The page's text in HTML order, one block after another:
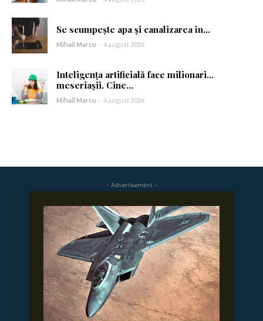
Se scumpește apa și canalizarea în...
Mihail Marcu - 4 august 2026
Inteligența artificială face milionari…
meseriașii. Cine...
Mihail Marcu - 4 august 2026
- Advertisement -